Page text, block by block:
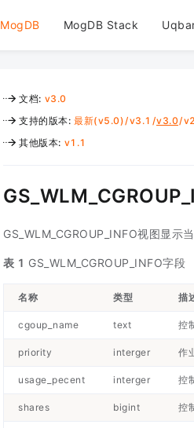
MogDB MogDB Stack
文档: v3.0
支持的版本: 最新(v5.0)/v3.1 /v3.0/
其他版本: v1.1
GS_WLM_CGROUP_INFO视图显示
表 1 GS_WLM_CGROUP_INFO字段
名称 类型 描
cgoup_name text 控
priority interger 作
usage_pecent interger 控
shares bigint 控